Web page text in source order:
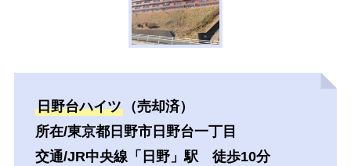
日野台ハイツ（売却済）
所在/東京都日野市日野台一丁目
交通/JR中央線「日野」駅 徒歩10分